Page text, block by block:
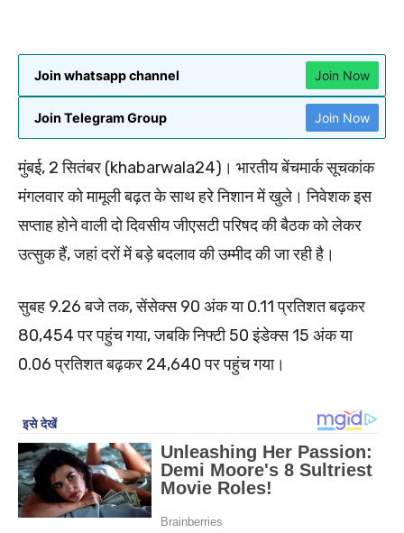
Join whatsapp channel Join Now
Join Telegram Group Join Now
मुंबई, 2 सितंबर (khabarwala24)। भारतीय बेंचमार्क सूचकांक
मंगलवार को मामूली बढ़त के साथ हरे निशान में खुले। निवेशक इस
सप्ताह होने वाली दो दिवसीय जीएसटी परिषद की बैठक को लेकर
उत्सुक हैं, जहां दरों में बड़े बदलाव की उम्मीद की जा रही है।
सुबह 9.26 बजे तक, सेंसेक्स 90 अंक या 0.11 प्रतिशत बढ़कर
80,454 पर पहुंच गया, जबकि निफ्टी 50 इंडेक्स 15 अंक या
0.06 प्रतिशत बढ़कर 24,640 पर पहुंच गया।